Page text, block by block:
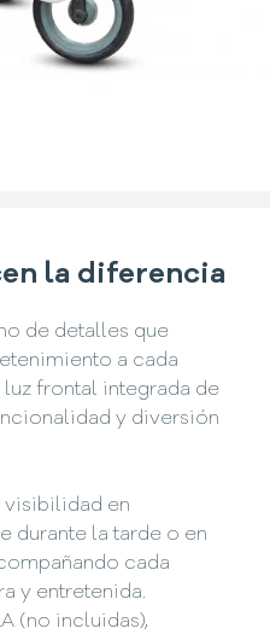
la diferencia
de detalles que
a cada
luz frontal integrada de
y diversión
visibilidad en
durante la tarde o en
cada
y entretenida.
(no incluidas),